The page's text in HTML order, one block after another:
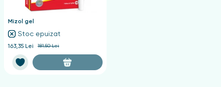
Mizol gel
Stoc epuizat
163,35 Lei 181,50 Lei